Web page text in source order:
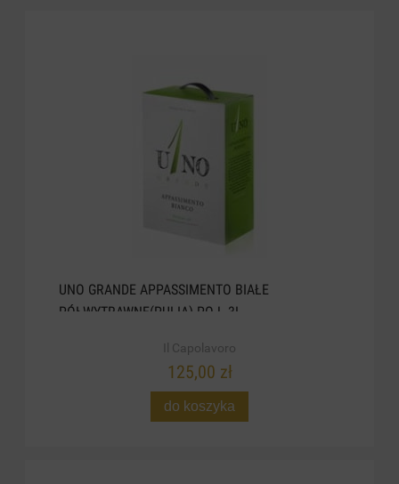
UNO GRANDE APPASSIMENTO BIAŁE
PÓŁWYTRAWNE(PULIA) POJ. 3L
Il Capolavoro
125,00 zł
do koszyka